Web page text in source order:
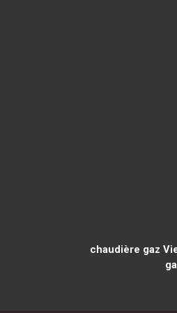
chaudière gaz